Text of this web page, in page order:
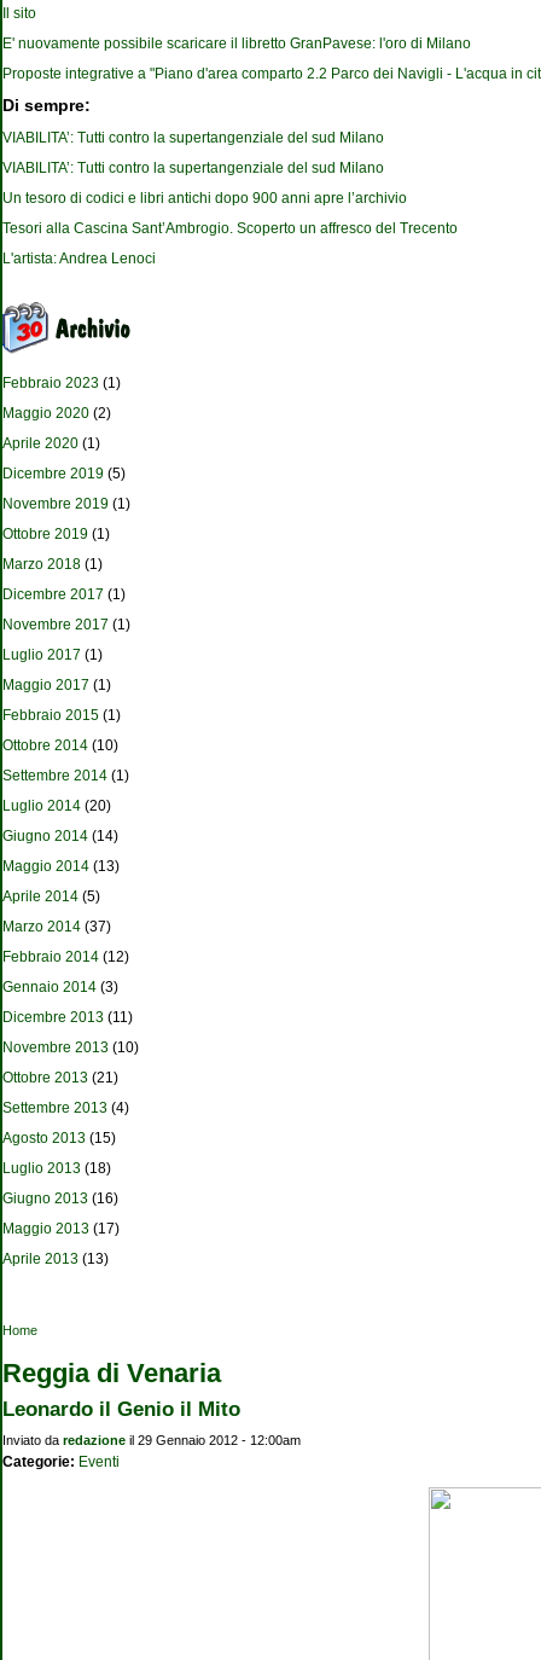
Il sito
E' nuovamente possibile scaricare il libretto GranPavese: l'oro di Milano
Proposte integrative a "Piano d'area comparto 2.2 Parco dei Navigli - L'acqua in
Di sempre:
VIABILITA’: Tutti contro la supertangenziale del sud Milano
VIABILITA’: Tutti contro la supertangenziale del sud Milano
Un tesoro di codici e libri antichi dopo 900 anni apre l’archivio
Tesori alla Cascina Sant’Ambrogio. Scoperto un affresco del Trecento
L'artista: Andrea Lenoci
Febbraio 2023 (1)
Maggio 2020 (2)
Aprile 2020 (1)
Dicembre 2019 (5)
Novembre 2019 (1)
Ottobre 2019 (1)
Marzo 2018 (1)
Dicembre 2017 (1)
Novembre 2017 (1)
Luglio 2017 (1)
Maggio 2017 (1)
Febbraio 2015 (1)
Ottobre 2014 (10)
Settembre 2014 (1)
Luglio 2014 (20)
Giugno 2014 (14)
Maggio 2014 (13)
Aprile 2014 (5)
Marzo 2014 (37)
Febbraio 2014 (12)
Gennaio 2014 (3)
Dicembre 2013 (11)
Novembre 2013 (10)
Ottobre 2013 (21)
Settembre 2013 (4)
Agosto 2013 (15)
Luglio 2013 (18)
Giugno 2013 (16)
Maggio 2013 (17)
Aprile 2013 (13)
Tu sei qui
Home
Reggia di Venaria
Leonardo il Genio il Mito
Inviato da redazione il 29 Gennaio 2012 - 12:00am
Categorie: Eventi